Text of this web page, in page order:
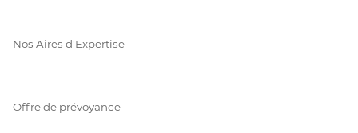
Nos Aires d'Expertise
Offre de prévoyance